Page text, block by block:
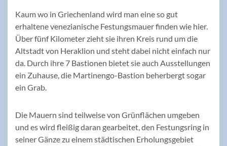
Kaum wo in Griechenland wird man eine so gut
erhaltene venezianische Festungsmauer finden wie hier.
Über fünf Kilometer zieht sie ihren Kreis rund um die
Altstadt von Heraklion und steht dabei nicht einfach nur
da. Durch ihre 7 Bastionen bietet sie auch Ausstellungen
ein Zuhause, die Martinengo-Bastion beherbergt sogar
ein Grab.
Die Mauern sind teilweise von Grünflächen umgeben
und es wird fleißig daran gearbeitet, den Festungsring in
seiner Gänze zu einem städtischen Erholungsgebiet